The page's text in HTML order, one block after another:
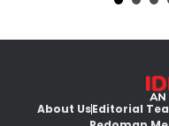
About UsEditorial